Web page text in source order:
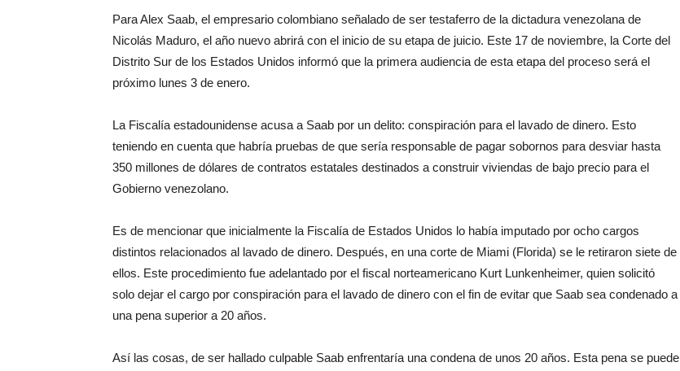
Para Alex Saab, el empresario colombiano señalado de ser testaferro de la dictadura venezolana de
Nicolás Maduro, el año nuevo abrirá con el inicio de su etapa de juicio. Este 17 de noviembre, la Corte del
Distrito Sur de los Estados Unidos informó que la primera audiencia de esta etapa del proceso será el
próximo lunes 3 de enero.
La Fiscalía estadounidense acusa a Saab por un delito: conspiración para el lavado de dinero. Esto
teniendo en cuenta que habría pruebas de que sería responsable de pagar sobornos para desviar hasta
350 millones de dólares de contratos estatales destinados a construir viviendas de bajo precio para el
Gobierno venezolano.
Es de mencionar que inicialmente la Fiscalía de Estados Unidos lo había imputado por ocho cargos
distintos relacionados al lavado de dinero. Después, en una corte de Miami (Florida) se le retiraron siete de
ellos. Este procedimiento fue adelantado por el fiscal norteamericano Kurt Lunkenheimer, quien solicitó
solo dejar el cargo por conspiración para el lavado de dinero con el fin de evitar que Saab sea condenado a
una pena superior a 20 años.
Así las cosas, de ser hallado culpable Saab enfrentaría una condena de unos 20 años. Esta pena se puede